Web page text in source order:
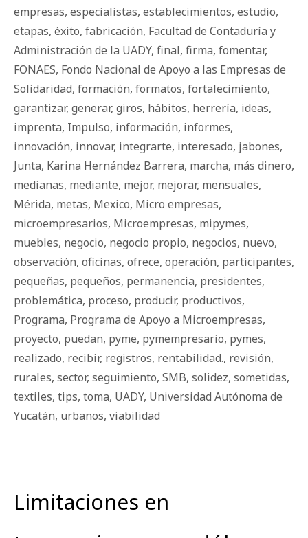
empresas, especialistas, establecimientos, estudio,
etapas, éxito, fabricación, Facultad de Contaduría y
Administración de la UADY, final, firma, fomentar,
FONAES, Fondo Nacional de Apoyo a las Empresas de
Solidaridad, formación, formatos, fortalecimiento,
garantizar, generar, giros, há­bi­tos, herrería, ideas,
imprenta, Impulso, información, informes,
innovación, innovar, integrarte, interesado, jabones,
Junta, Karina Hernández Barrera, marcha, más dinero,
medianas, mediante, mejor, mejorar, mensuales,
Mérida, metas, Mexico, Micro empresas,
microempresarios, Microempresas, mipymes,
muebles, negocio, negocio propio, negocios, nuevo,
observación, oficinas, ofrece, operación, participantes,
pequeñas, pequeños, permanencia, presidentes,
problemática, proceso, producir, productivos,
Programa, Programa de Apoyo a Microempresas,
proyecto, puedan, pyme, pymempresario, pymes,
realizado, recibir, registros, rentabilidad., revisión,
rurales, sector, seguimiento, SMB, solidez, sometidas,
textiles, tips, toma, UADY, Universidad Autónoma de
Yucatán, urbanos, viabilidad
Limitaciones en